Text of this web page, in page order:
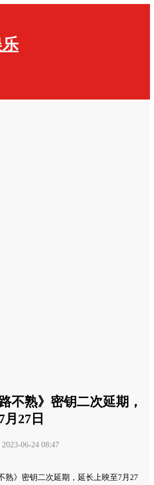
不熟》密钥二次延期，
27日
2023-06-24 08:47
熟》密钥二次延期，延长上映至7月27